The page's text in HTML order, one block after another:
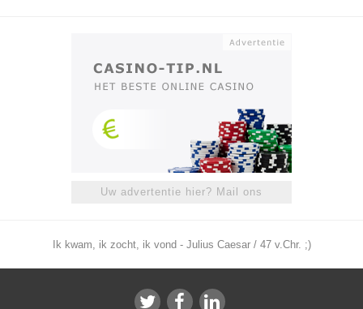
Uw advertentie hier? Mail ons
Ik kwam, ik zocht, ik vond - Julius Caesar / 47 v.Chr. ;)